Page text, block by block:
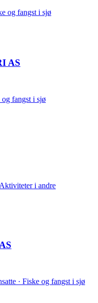
og fangst i sjø
AS
fangst i sjø
i andre
· Fiske og fangst i sjø